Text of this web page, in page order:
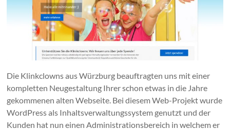
Die Klinkclowns aus Würzburg beauftragten uns mit einer
kompletten Neugestaltung Ihrer schon etwas in die Jahre
gekommenen alten Webseite. Bei diesem Web-Projekt wurde
WordPress als Inhaltsverwaltungssystem genutzt und der
Kunden hat nun einen Administrationsbereich in welchem er